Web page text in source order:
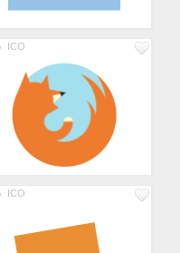
ICO
ICO